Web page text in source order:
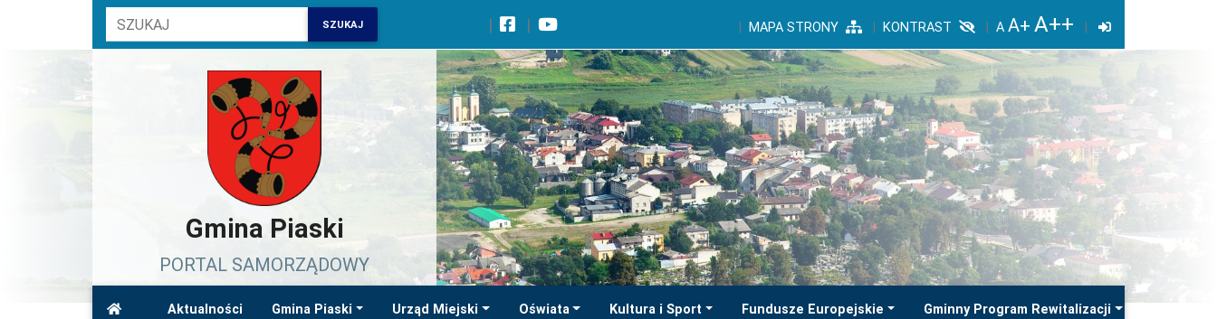
Przejdź do wyszukiwarki
Przejdź do treści głównej
Przejdź do stopki
Przejdź do menu górnego
Przejdź do mapy serwisu
SZUKAJ MAPA STRONY KONTRAST
Gmina Piaski
PORTAL SAMORZĄDOWY
Aktualności Gmina Piaski Urząd Miejski Oświata Kultura i Sport Fundusze Europejskie Gminny Program Rewitalizacji